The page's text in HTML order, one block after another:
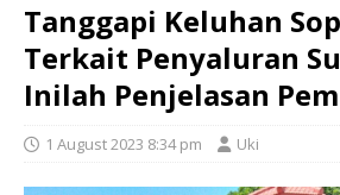
Tanggapi Keluhan
Terkait Penyaluran
Inilah Penjelasan
1 August 2023 8:34 pm Uki